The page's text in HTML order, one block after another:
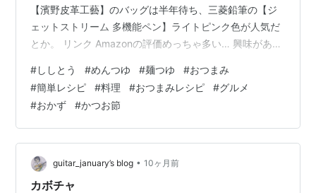
【濱野皮革工藝】のバッグは半年待ち、三菱鉛筆の【ジ
ェットストリーム 多機能ペン】ライトピンク色が人気だ
とか。 リンク Amazonの評価めっちゃ多い… 興味がある
み 『ししとうの麺つゆ炒め』です。 ししとうを使いきら
なといけないので2夜連続でししとうを食べることにしま
す。 パパッと作って今夜もビールと一緒に食べるのが楽
しみ。 じゃあ、さっそく作っていく。 今回の食材と調味
料。 ししとう、麺つゆ、ごま油、かつお節。 ※麺つゆは
希釈濃度が違うの…
#ししとう #めんつゆ #麺つゆ #おつまみ
#簡単レシピ #料理 #おつまみレシピ #グルメ
#おかず #かつお節
guitar_january’s blog • 10ヶ月前
カボチャ